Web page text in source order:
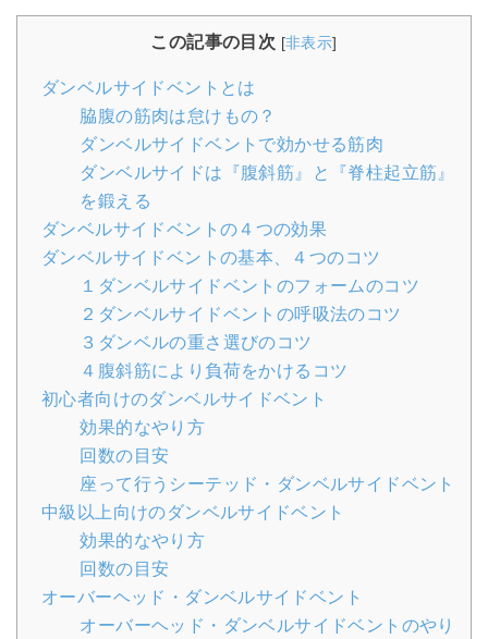
この記事の目次 [非表示]
ダンベルサイドベントとは
脇腹の筋肉は怠けもの？
ダンベルサイドベントで効かせる筋肉
ダンベルサイドは『腹斜筋』と『脊柱起立筋』
を鍛える
ダンベルサイドベントの４つの効果
ダンベルサイドベントの基本、４つのコツ
１ダンベルサイドベントのフォームのコツ
２ダンベルサイドベントの呼吸法のコツ
３ダンベルの重さ選びのコツ
４腹斜筋により負荷をかけるコツ
初心者向けのダンベルサイドベント
効果的なやり方
回数の目安
座って行うシーテッド・ダンベルサイドベント
中級以上向けのダンベルサイドベント
効果的なやり方
回数の目安
オーバーヘッド・ダンベルサイドベント
オーバーヘッド・ダンベルサイドベントのやり